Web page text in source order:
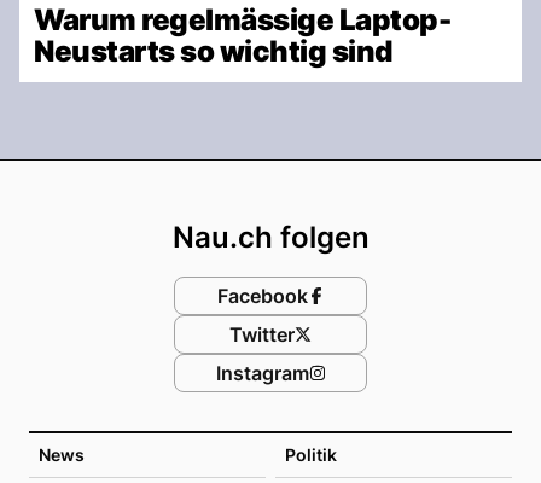
Warum regelmässige Laptop-
Neustarts so wichtig sind
News Politik
Nau.ch folgen
Facebook
Twitter
Instagram